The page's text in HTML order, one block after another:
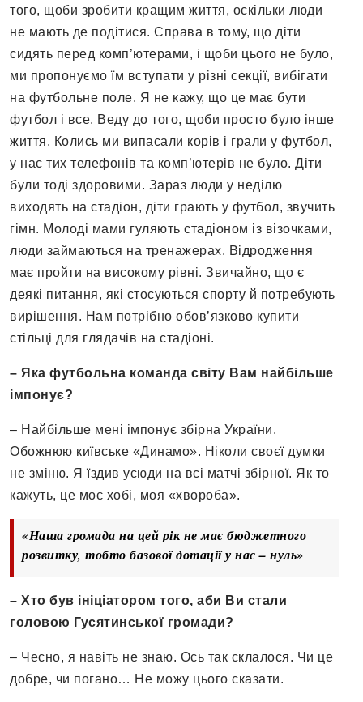
того, щоби зробити кращим життя, оскільки люди
не мають де подітися. Справа в тому, що діти
сидять перед комп’ютерами, і щоби цього не було,
ми пропонуємо їм вступати у різні секції, вибігати
на футбольне поле. Я не кажу, що це має бути
футбол і все. Веду до того, щоби просто було інше
життя. Колись ми випасали корів і грали у футбол,
у нас тих телефонів та комп’ютерів не було. Діти
були тоді здоровими. Зараз люди у неділю
виходять на стадіон, діти грають у футбол, звучить
гімн. Молоді мами гуляють стадіоном із візочками,
люди займаються на тренажерах. Відродження
має пройти на високому рівні. Звичайно, що є
деякі питання, які стосуються спорту й потребують
вирішення. Нам потрібно обов’язково купити
стільці для глядачів на стадіоні.
– Яка футбольна команда світу Вам найбільше
імпонує?
– Найбільше мені імпонує збірна України.
Обожнюю київське «Динамо». Ніколи своєї думки
не зміню. Я їздив усюди на всі матчі збірної. Як то
кажуть, це моє хобі, моя «хвороба».
«Наша громада на цей рік не має бюджетного
розвитку, тобто базової дотації у нас – нуль»
– Хто був ініціатором того, аби Ви стали
головою Гусятинської громади?
– Чесно, я навіть не знаю. Ось так склалося. Чи це
добре, чи погано… Не можу цього сказати.